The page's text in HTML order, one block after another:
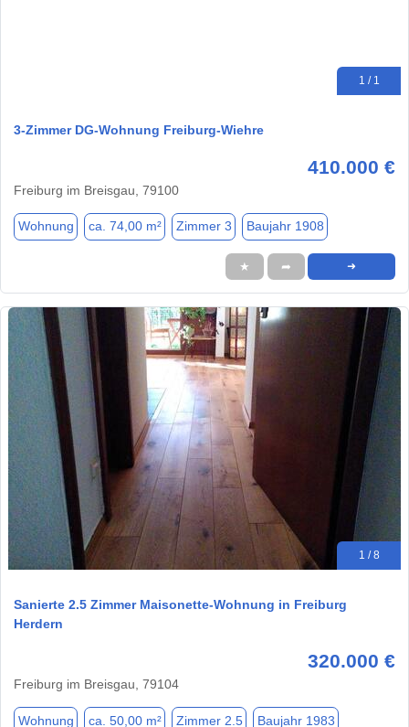
1 / 1
3-Zimmer DG-Wohnung Freiburg-Wiehre
410.000 €
Freiburg im Breisgau, 79100
Wohnung ca. 74,00 m² Zimmer 3 Baujahr 1908
★ ➦ ➜
1 / 8
Sanierte 2.5 Zimmer Maisonette-Wohnung in Freiburg
Herdern
320.000 €
Freiburg im Breisgau, 79104
Wohnung ca. 50,00 m² Zimmer 2.5 Baujahr 1983